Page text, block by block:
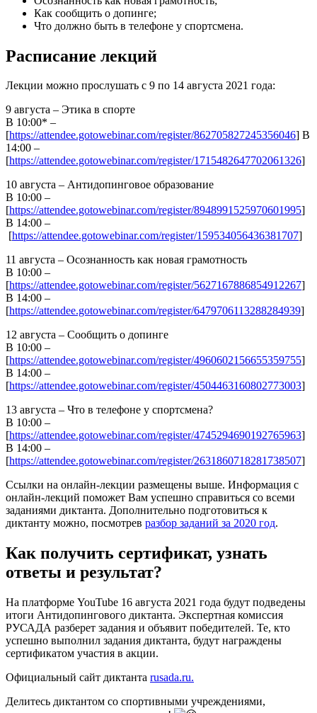
Как сообщить о допинге;
Что должно быть в телефоне у спортсмена.
Расписание лекций
Лекции можно прослушать с 9 по 14 августа 2021 года:
9 августа – Этика в спорте
В 10:00* –
[https://attendee.gotowebinar.com/register/862705827245356046] В
14:00 –
[https://attendee.gotowebinar.com/register/1715482647702061326]
10 августа – Антидопинговое образование
В 10:00 –
[https://attendee.gotowebinar.com/register/8948991525970601995]
В 14:00 –
[https://attendee.gotowebinar.com/register/159534056436381707]
11 августа – Осознанность как новая грамотность
В 10:00 –
[https://attendee.gotowebinar.com/register/5627167886854912267]
В 14:00 –
[https://attendee.gotowebinar.com/register/6479706113288284939]
12 августа – Сообщить о допинге
В 10:00 –
[https://attendee.gotowebinar.com/register/4960602156655359755]
В 14:00 –
[https://attendee.gotowebinar.com/register/4504463160802773003]
13 августа – Что в телефоне у спортсмена?
В 10:00 –
[https://attendee.gotowebinar.com/register/4745294690192765963]
В 14:00 –
[https://attendee.gotowebinar.com/register/2631860718281738507]
Ссылки на онлайн-лекции размещены выше. Информация с
онлайн-лекций поможет Вам успешно справиться со всеми
заданиями диктанта. Дополнительно подготовиться к
диктанту можно, посмотрев разбор заданий за 2020 год.
Как получить сертификат, узнать
ответы и результат?
На платформе YouTube 16 августа 2021 года будут подведены
итоги Антидопингового диктанта. Экспертная комиссия
РУСАДА разберет задания и объявит победителей. Те, кто
успешно выполнил задания диктанта, будут награждены
сертификатом участия в акции.
Официальный сайт диктанта rusada.ru.
Делитесь диктантом со спортивными учреждениями,